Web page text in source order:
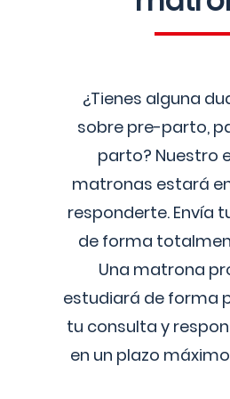
¿Tienes alguna
sobre pre-parto,
parto? Nuestro
matronas estará
responderte. Envía
de forma
Una matrona
estudiará de forma
tu consulta y
en un plazo